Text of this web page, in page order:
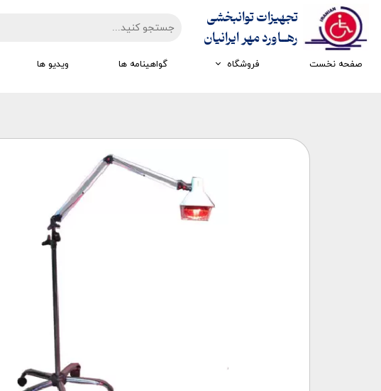
تجهیزات توانبخشی
​​​​​​​رهــاورد مهر ایرانیان
صفحه نخست فروشگاه
تجهیزات کار درمانی
تجهیزات مکانوتراپی
گواهینامه ها ویدیو ها